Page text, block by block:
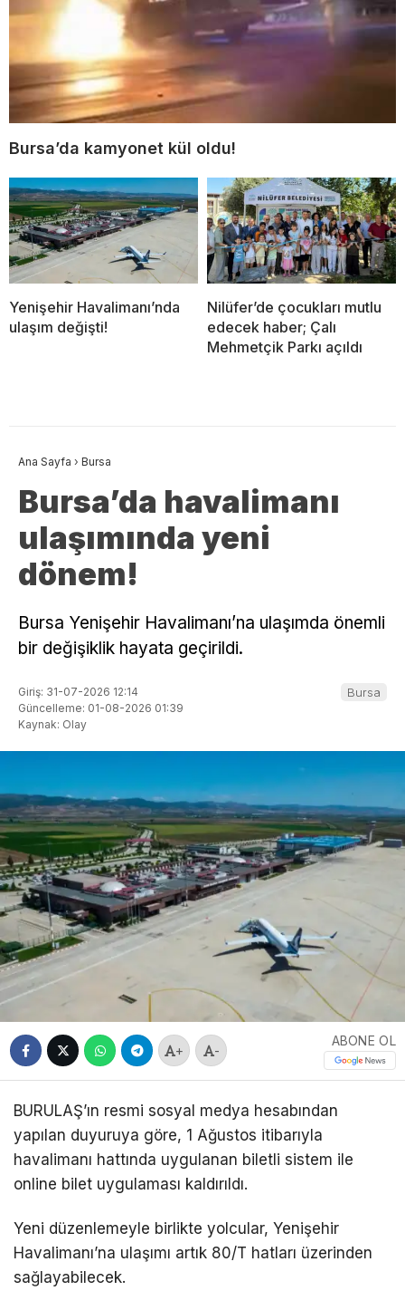
Bursa’da kamyonet kül oldu!
Yenişehir Havalimanı’nda
ulaşım değişti!
Nilüfer’de çocukları mutlu
edecek haber; Çalı
Mehmetçik Parkı açıldı
Ana Sayfa › Bursa
Bursa’da havalimanı
ulaşımında yeni
dönem!
Bursa Yenişehir Havalimanı’na ulaşımda önemli
bir değişiklik hayata geçirildi.
Giriş: 31-07-2026 12:14
Güncelleme: 01-08-2026 01:39
Kaynak: Olay
Bursa
+ -
ABONE OL
BURULAŞ’ın resmi sosyal medya hesabından
yapılan duyuruya göre, 1 Ağustos itibarıyla
havalimanı hattında uygulanan biletli sistem ile
online bilet uygulaması kaldırıldı.
Yeni düzenlemeyle birlikte yolcular, Yenişehir
Havalimanı’na ulaşımı artık 80/T hatları üzerinden
sağlayabilecek.